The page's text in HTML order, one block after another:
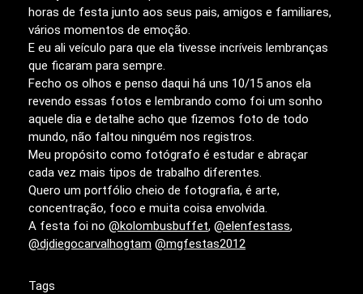
horas de festa junto aos seus pais, amigos e familiares,
vários momentos de emoção.
E eu ali veículo para que ela tivesse incríveis lembranças
que ficaram para sempre.
Fecho os olhos e penso daqui há uns 10/15 anos ela
revendo essas fotos e lembrando como foi um sonho
aquele dia e detalhe acho que fizemos foto de todo
mundo, não faltou ninguém nos registros.
Meu propósito como fotógrafo é estudar e abraçar
cada vez mais tipos de trabalho diferentes.
Quero um portfólio cheio de fotografia, é arte,
concentração, foco e muita coisa envolvida.
A festa foi no @kolombusbuffet, @elenfestass,
@djdiegocarvalhogtam @mgfestas2012
Tags